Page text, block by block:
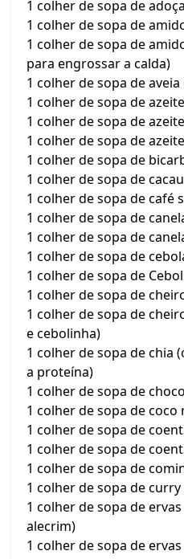
1 colher de sopa de
1 colher de sopa de
1 colher de sopa de
para engrossar a calda)
1 colher de sopa de
1 colher de sopa de azeite
1 colher de sopa de
1 colher de sopa de
1 colher de sopa de
1 colher de sopa de
1 colher de sopa de café
1 colher de sopa de
1 colher de sopa de
1 colher de sopa de
1 colher de sopa de
1 colher de sopa de
1 colher de sopa de
e cebolinha)
1 colher de sopa de chia
a proteína)
1 colher de sopa de
1 colher de sopa de coco
1 colher de sopa de
1 colher de sopa de
1 colher de sopa de
1 colher de sopa de
1 colher de sopa de
alecrim)
1 colher de sopa de